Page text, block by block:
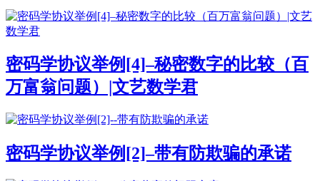
密码学协议举例[4]–秘密数字的比较（百
万富翁问题）|文艺数学君
密码学协议举例[2]–带有防欺骗的承诺